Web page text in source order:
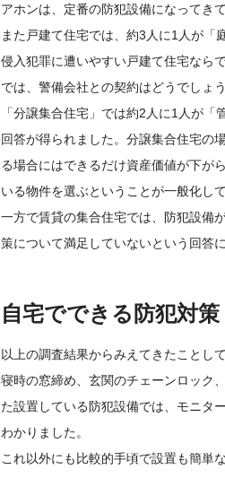
アホンは、定番の防犯設備になってき
また戸建て住宅では、約3人に1人が「
侵入犯罪に遭いやすい戸建て住宅なら
では、警備会社との契約はどうでしょう
「分譲集合住宅」では約2人に1人が
回答が得られました。分譲集合住宅の
る場合にはできるだけ資産価値が下が
いる物件を選ぶということが一般化し
一方で賃貸の集合住宅では、防犯設備
策について満足していないという回答
自宅でできる防犯対策
以上の調査結果からみえてきたことし
寝時の窓締め、玄関のチェーンロック
た設置している防犯設備では、モニタ
わかりました。
これ以外にも比較的手頃で設置も簡単